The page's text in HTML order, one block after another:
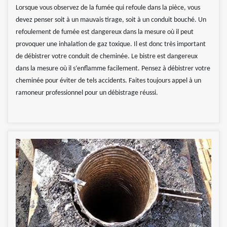
Lorsque vous observez de la fumée qui refoule dans la pièce, vous
devez penser soit à un mauvais tirage, soit à un conduit bouché. Un
refoulement de fumée est dangereux dans la mesure où il peut
provoquer une inhalation de gaz toxique. Il est donc très important
de débistrer votre conduit de cheminée. Le bistre est dangereux
dans la mesure où il s‘enflamme facilement. Pensez à débistrer votre
cheminée pour éviter de tels accidents. Faites toujours appel à un
ramoneur professionnel pour un débistrage réussi.